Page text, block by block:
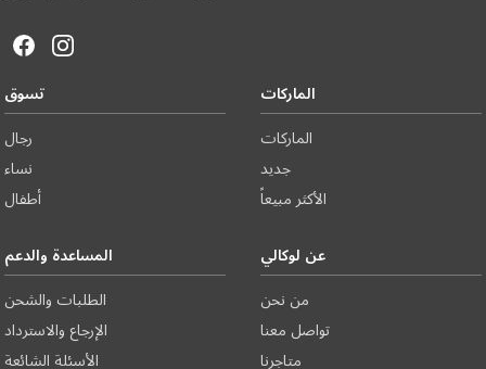
تسوق
رجال
نساء
أطفال
الماركات
الماركات
جديد
الأكثر مبيعاً
المساعدة والدعم
الطلبات والشحن
الإرجاع والاسترداد
الأسئلة الشائعة
عن لوكالي
من نحن
تواصل معنا
متاجرنا